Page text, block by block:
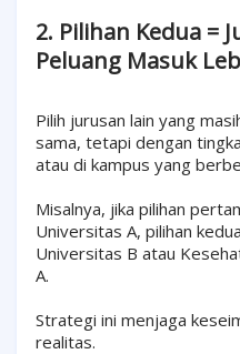
2. Pilihan Kedua =
Peluang Masuk
Pilih jurusan lain yang
sama, tetapi dengan
atau di kampus yang
Misalnya, jika pilihan
Universitas A, pilihan
Universitas B atau
A.
Strategi ini menjaga
realitas.